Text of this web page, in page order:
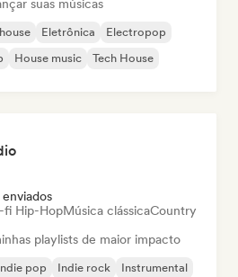
suas músicas
Eletrônica
Electropop
House music Tech House
fi Hip-HopMúsica clássicaCountry
playlists de maior impacto
pop Indie rock
Instrumental